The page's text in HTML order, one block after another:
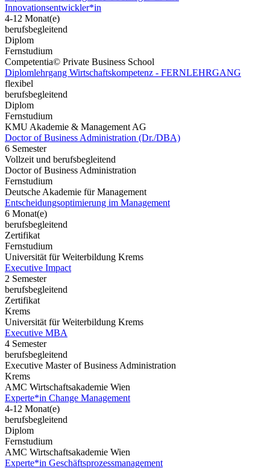
Innovationsentwickler*in
4-12 Monat(e)
berufsbegleitend
Diplom
Fernstudium
Competentia© Private Business School
Diplomlehrgang Wirtschaftskompetenz - FERNLEHRGANG
flexibel
berufsbegleitend
Diplom
Fernstudium
KMU Akademie & Management AG
Doctor of Business Administration (Dr./DBA)
6 Semester
Vollzeit und berufsbegleitend
Doctor of Business Administration
Fernstudium
Deutsche Akademie für Management
Entscheidungsoptimierung im Management
6 Monat(e)
berufsbegleitend
Zertifikat
Fernstudium
Universität für Weiterbildung Krems
Executive Impact
2 Semester
berufsbegleitend
Zertifikat
Krems
Universität für Weiterbildung Krems
Executive MBA
4 Semester
berufsbegleitend
Executive Master of Business Administration
Krems
AMC Wirtschaftsakademie Wien
Experte*in Change Management
4-12 Monat(e)
berufsbegleitend
Diplom
Fernstudium
AMC Wirtschaftsakademie Wien
Experte*in Geschäftsprozessmanagement